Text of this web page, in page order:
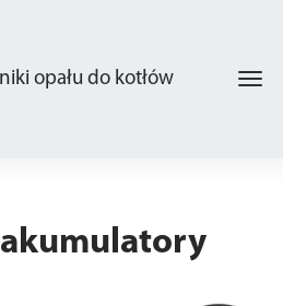
opału do kotłów